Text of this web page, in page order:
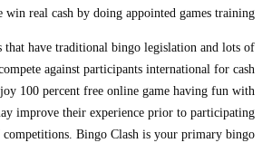
be win real cash by doing appointed
that have traditional bingo legislation
as they compete against participants
can enjoy 100 percent free online game
and you may improve their experience prior to
in paid off competitions. Bingo Clash is your